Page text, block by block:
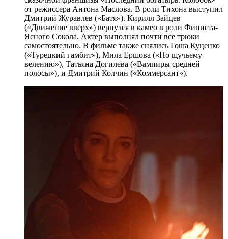
от режиссера Антона Маслова. В роли Тихона выступил
Дмитрий Журавлев («Батя»). Кирилл Зайцев
(«Движение вверх») вернулся в камео в роли Финиста-
Ясного Сокола. Актер выполнял почти все трюки
самостоятельно. В фильме также снялись Гоша Куценко
(«Турецкий гамбит»), Мила Ершова («По щучьему
велению»), Татьяна Догилева («Вампиры средней
полосы»), и Дмитрий Колчин («Коммерсант»).